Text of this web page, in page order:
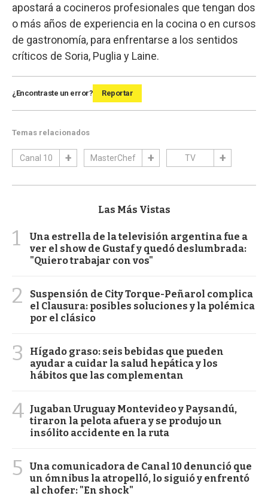
apostará a cocineros profesionales que tengan dos
o más años de experiencia en la cocina o en cursos
de gastronomía, para enfrentarse a los sentidos
críticos de Soria, Puglia y Laine.
¿Encontraste un error? Reportar
Temas relacionados
Canal 10 MasterChef TV
Las Más Vistas
1
Una estrella de la televisión argentina fue a
ver el show de Gustaf y quedó deslumbrada:
"Quiero trabajar con vos"
2
Suspensión de City Torque-Peñarol complica
el Clausura: posibles soluciones y la polémica
por el clásico
3
Hígado graso: seis bebidas que pueden
ayudar a cuidar la salud hepática y los
hábitos que las complementan
4 Jugaban Uruguay Montevideo y Paysandú,
tiraron la pelota afuera y se produjo un
insólito accidente en la ruta
5
Una comunicadora de Canal 10 denunció que
un ómnibus la atropelló, lo siguió y enfrentó
al chofer: "En shock"